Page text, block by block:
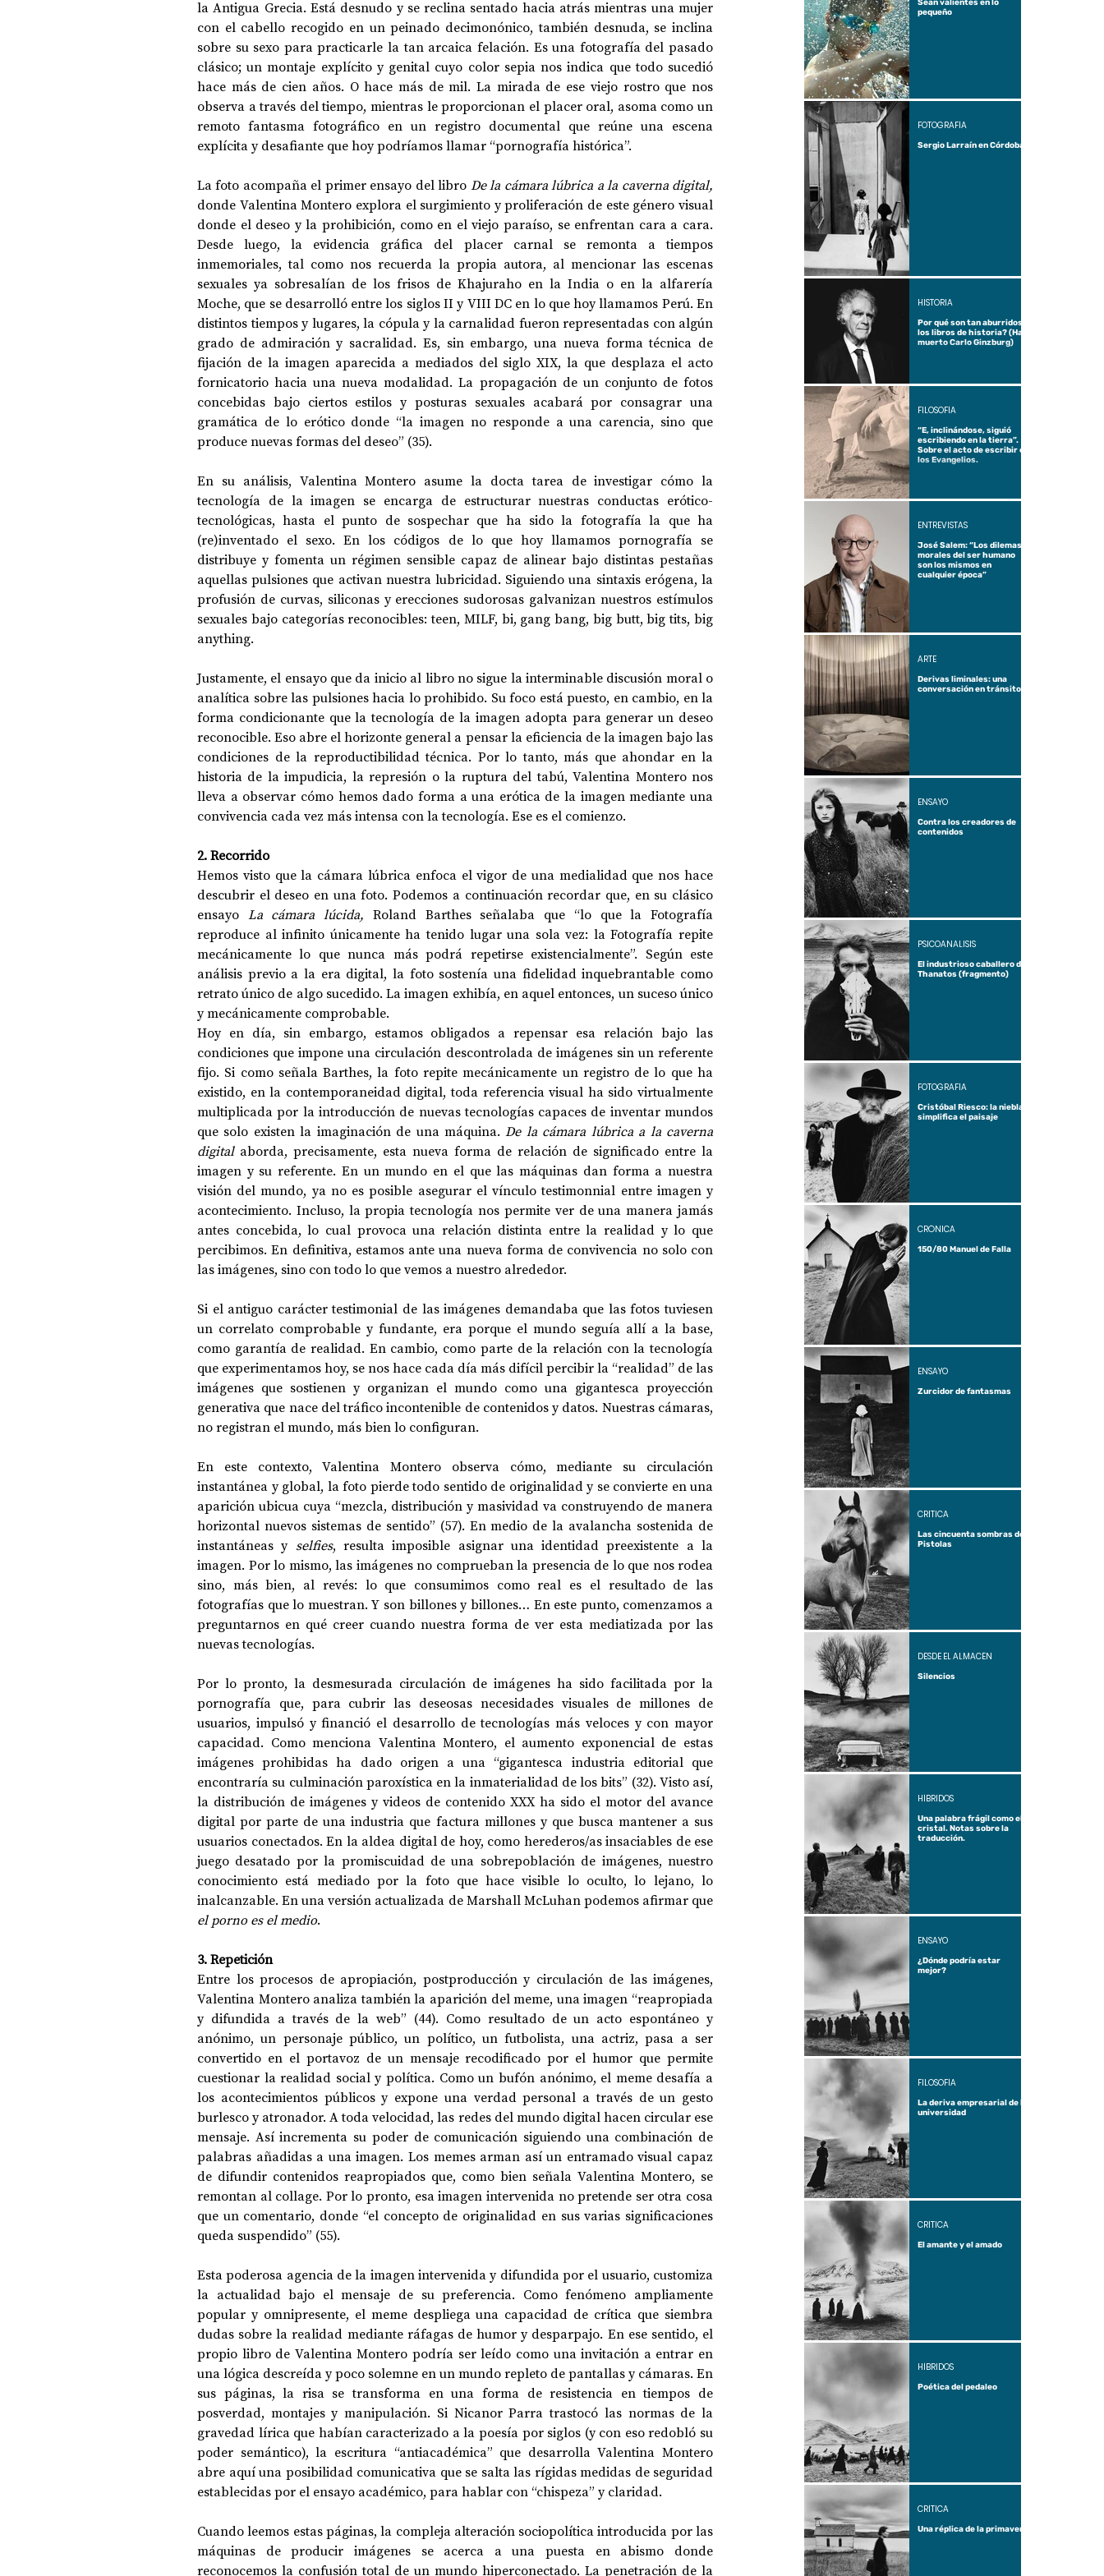
DOSSIER NOCHE DE LAS IDEAS ANTROPOLOGÍA 50 AÑOS DEL GOLPE
CIENCIA Y TECNOLOGÍA
la Antigua Grecia. Está desnudo y se reclina sentado hacia atrás mientras una mujer
con el cabello recogido en un peinado decimonónico, también desnuda, se inclina
sobre su sexo para practicarle la tan arcaica felación. Es una fotografía del pasado
clásico; un montaje explícito y genital cuyo color sepia nos indica que todo sucedió
hace más de cien años. O hace más de mil. La mirada de ese viejo rostro que nos
observa a través del tiempo, mientras le proporcionan el placer oral, asoma como un
remoto fantasma fotográfico en un registro documental que reúne una escena
explícita y desafiante que hoy podríamos llamar “pornografía histórica”.
La foto acompaña el primer ensayo del libro
donde Valentina Montero explora el surgimiento y proliferación de este género visual
donde el deseo y la prohibición, como en el viejo paraíso, se enfrentan cara a cara.
Desde luego, la evidencia gráfica del placer carnal se remonta a tiempos
inmemoriales, tal como nos recuerda la propia autora, al mencionar las escenas
sexuales ya sobresalían de los frisos de Khajuraho en la India o en la alfarería
Moche, que se desarrolló entre los siglos II y VIII DC en lo que hoy llamamos Perú. En
distintos tiempos y lugares, la cópula y la carnalidad fueron representadas con algún
grado de admiración y sacralidad. Es, sin embargo, una nueva forma técnica de
fijación de la imagen aparecida a mediados del siglo XIX, la que desplaza el acto
fornicatorio hacia una nueva modalidad. La propagación de un conjunto de fotos
concebidas bajo ciertos estilos y posturas sexuales acabará por consagrar una
gramática de lo erótico donde “la imagen no responde a una carencia, sino que
produce nuevas formas del deseo” (35).
En su análisis, Valentina Montero asume la docta tarea de investigar cómo la
tecnología de la imagen se encarga de estructurar nuestras conductas erótico-
tecnológicas, hasta el punto de sospechar que ha sido la fotografía la que ha
(re)inventado el sexo. En los códigos de lo que hoy llamamos pornografía se
distribuye y fomenta un régimen sensible capaz de alinear bajo distintas pestañas
aquellas pulsiones que activan nuestra lubricidad. Siguiendo una sintaxis erógena, la
profusión de curvas, siliconas y erecciones sudorosas galvanizan nuestros estímulos
sexuales bajo categorías reconocibles: teen, MILF, bi, gang bang, big butt, big tits, big
anything.
Justamente, el ensayo que da inicio al libro no sigue la interminable discusión moral o
analítica sobre las pulsiones hacia lo prohibido. Su foco está puesto, en cambio, en la
forma condicionante que la tecnología de la imagen adopta para generar un deseo
reconocible. Eso abre el horizonte general a pensar la eficiencia de la imagen bajo las
condiciones de la reproductibilidad técnica. Por lo tanto, más que ahondar en la
historia de la impudicia, la represión o la ruptura del tabú, Valentina Montero nos
lleva a observar cómo hemos dado forma a una erótica de la imagen mediante una
convivencia cada vez más intensa con la tecnología. Ese es el comienzo.
2. Recorrido
Hemos visto que la cámara lúbrica enfoca el vigor de una medialidad que nos hace
descubrir el deseo en una foto. Podemos a continuación recordar que, en su clásico
ensayo La cámara lúcida, Roland Barthes señalaba que “lo que la Fotografía
reproduce al infinito únicamente ha tenido lugar una sola vez: la Fotografía repite
mecánicamente lo que nunca más podrá repetirse existencialmente”. Según este
análisis previo a la era digital, la foto sostenía una fidelidad inquebrantable como
retrato único de algo sucedido. La imagen exhibía, en aquel entonces, un suceso único
y mecánicamente comprobable.
Hoy en día, sin embargo, estamos obligados a repensar esa relación bajo las
condiciones que impone una circulación descontrolada de imágenes sin un referente
fijo. Si como señala Barthes, la foto repite mecánicamente un registro de lo que ha
existido, en la contemporaneidad digital, toda referencia visual ha sido virtualmente
multiplicada por la introducción de nuevas tecnologías capaces de inventar mundos
que solo existen la imaginación de una máquina. De la cámara lúbrica a la caverna
digital aborda, precisamente, esta nueva forma de relación de significado entre la
imagen y su referente. En un mundo en el que las máquinas dan forma a nuestra
visión del mundo, ya no es posible asegurar el vínculo testimonnial entre imagen y
acontecimiento. Incluso, la propia tecnología nos permite ver de una manera jamás
antes concebida, lo cual provoca una relación distinta entre la realidad y lo que
percibimos. En definitiva, estamos ante una nueva forma de convivencia no solo con
las imágenes, sino con todo lo que vemos a nuestro alrededor.
Si el antiguo carácter testimonial de las imágenes demandaba que las fotos tuviesen
un correlato comprobable y fundante, era porque el mundo seguía allí a la base,
como garantía de realidad. En cambio, como parte de la relación con la tecnología
que experimentamos hoy, se nos hace cada día más difícil percibir la “realidad” de las
imágenes que sostienen y organizan el mundo como una gigantesca proyección
generativa que nace del tráfico incontenible de contenidos y datos. Nuestras cámaras,
no registran el mundo, más bien lo configuran.
En este contexto, Valentina Montero observa cómo, mediante su circulación
instantánea y global, la foto pierde todo sentido de originalidad y se convierte en una
aparición ubicua cuya “mezcla, distribución y masividad va construyendo de manera
horizontal nuevos sistemas de sentido” (57). En medio de la avalancha sostenida de
instantáneas y selfies, resulta imposible asignar una identidad preexistente a la
imagen. Por lo mismo, las imágenes no comprueban la presencia de lo que nos rodea
sino, más bien, al revés: lo que consumimos como real es el resultado de las
fotografías que lo muestran. Y son billones y billones… En este punto, comenzamos a
preguntarnos en qué creer cuando nuestra forma de ver esta mediatizada por las
nuevas tecnologías.
Por lo pronto, la desmesurada circulación de imágenes ha sido facilitada por la
pornografía que, para cubrir las deseosas necesidades visuales de millones de
usuarios, impulsó y financió el desarrollo de tecnologías más veloces y con mayor
capacidad. Como menciona Valentina Montero, el aumento exponencial de estas
imágenes prohibidas ha dado origen a una “gigantesca industria editorial que
encontraría su culminación paroxística en la inmaterialidad de los bits” (32). Visto así,
la distribución de imágenes y videos de contenido XXX ha sido el motor del avance
digital por parte de una industria que factura millones y que busca mantener a sus
usuarios conectados. En la aldea digital de hoy, como herederos/as insaciables de ese
juego desatado por la promiscuidad de una sobrepoblación de imágenes, nuestro
conocimiento está mediado por la foto que hace visible lo oculto, lo lejano, lo
el porno es el medio.
3. Repetición
Entre los procesos de apropiación, postproducción y circulación de las imágenes,
Valentina Montero analiza también la aparición del meme, una imagen “reapropiada
y difundida a través de la web” (44). Como resultado de un acto espontáneo y
anónimo, un personaje público, un político, un futbolista, una actriz, pasa a ser
convertido en el portavoz de un mensaje recodificado por el humor que permite
cuestionar la realidad social y política. Como un bufón anónimo, el meme desafía a
los acontecimientos públicos y expone una verdad personal a través de un gesto
burlesco y atronador. A toda velocidad, las redes del mundo digital hacen circular ese
mensaje. Así incrementa su poder de comunicación siguiendo una combinación de
palabras añadidas a una imagen. Los memes arman así un entramado visual capaz
de difundir contenidos reapropiados que, como bien señala Valentina Montero, se
remontan al collage. Por lo pronto, esa imagen intervenida no pretende ser otra cosa
que un comentario, donde “el concepto de originalidad en sus varias significaciones
queda suspendido” (55).
Esta poderosa agencia de la imagen intervenida y difundida por el usuario, customiza
la actualidad bajo el mensaje de su preferencia. Como fenómeno ampliamente
popular y omnipresente, el meme despliega una capacidad de crítica que siembra
dudas sobre la realidad mediante ráfagas de humor y desparpajo. En ese sentido, el
propio libro de Valentina Montero podría ser leído como una invitación a entrar en
una lógica descreída y poco solemne en un mundo repleto de pantallas y cámaras. En
sus páginas, la risa se transforma en una forma de resistencia en tiempos de
posverdad, montajes y manipulación. Si Nicanor Parra trastocó las normas de la
gravedad lírica que habían caracterizado a la poesía por siglos (y con eso redobló su
poder semántico), la escritura “antiacadémica” que desarrolla Valentina Montero
abre aquí una posibilidad comunicativa que se salta las rígidas medidas de seguridad
establecidas por el ensayo académico, para hablar con “chispeza” y claridad.
Cuando leemos estas páginas, la compleja alteración sociopolítica introducida por las
máquinas de producir imágenes se acerca a una puesta en abismo donde
reconocemos la confusión total de un mundo hiperconectado. La penetración de la
Sean valientes en lo
pequeño
Sergio Larraín en Córdoba
FOTOGRAFÍA
Por qué son tan aburridos
los libros de historia? (Ha
muerto Carlo Ginzburg)
HISTORIA
“E, inclinándose, siguió
escribiendo en la tierra”.
Sobre el acto de escribir en
los Evangelios.
FILOSOFÍA
José Salem: “Los dilemas
morales del ser humano
son los mismos en
cualquier época”
ENTREVISTAS
Derivas liminales: una
conversación en tránsito
ARTE
Contra los creadores de
contenidos
ENSAYO
El industrioso caballero de
Thanatos (fragmento)
PSICOANÁLISIS
Cristóbal Riesco: la niebla
simplifica el paisaje
FOTOGRAFÍA
150/80 Manuel de Falla
CRÓNICA
Zurcidor de fantasmas
ENSAYO
Las cincuenta sombras de
Pistolas
CRÍTICA
Silencios
DESDE EL ALMACÉN
Una palabra frágil como el
cristal. Notas sobre la
traducción.
HÍBRIDOS
¿Dónde podría estar
mejor?
ENSAYO
La deriva empresarial de la
universidad
FILOSOFÍA
El amante y el amado
CRÍTICA
Poética del pedaleo
HÍBRIDOS
Una réplica de la primavera
CRÍTICA